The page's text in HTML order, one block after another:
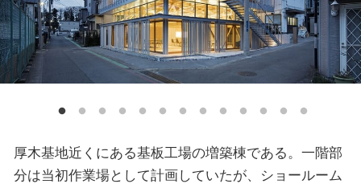
厚木基地近くにある基板工場の増築棟である。一階部
分は当初作業場として計画していたが、ショールーム